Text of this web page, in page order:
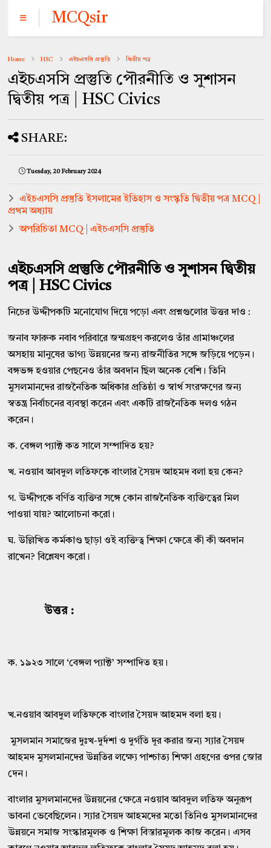
MCQsir
Home HSC এইচএসসি প্রস্তুতি দ্বিতীয় পত্র
এইচএসসি প্রস্তুতি পৌরনীতি ও সুশাসন
দ্বিতীয় পত্র | HSC Civics
SHARE:
Tuesday, 20 February 2024
এইচএসসি প্রস্তুতি ইসলামের ইতিহাস ও সংস্কৃতি দ্বিতীয় পত্র MCQ |
প্রথম অধ্যায়
অপরিচিতা MCQ | এইচএসসি প্রস্তুতি
এইচএসসি প্রস্তুতি পৌরনীতি ও সুশাসন দ্বিতীয়
পত্র | HSC Civics
নিচের উদ্দীপকটি মনোযোগ দিয়ে পড়ো এবং প্রশ্নগুলোর উত্তর দাও :
জনাব ফারুক নবাব পরিবারে জন্মগ্রহণ করলেও তাঁর গ্রামাঞ্চলের
অসহায় মানুষের ভাগ্য উন্নয়নের জন্য রাজনীতির সঙ্গে জড়িয়ে পড়েন।
বঙ্গভঙ্গ হওয়ার পেছনেও তাঁর অবদান ছিল অনেক বেশি। তিনি
মুসলমানদের রাজনৈতিক অধিকার প্রতিষ্ঠা ও স্বার্থ সংরক্ষণের জন্য
স্বতন্ত্র নির্বাচনের ব্যবস্থা করেন এবং একটি রাজনৈতিক দলও গঠন
করেন।
ক. বেঙ্গল প্যাক্ট কত সালে সম্পাদিত হয়?
খ. নওয়াব আবদুল লতিফকে বাংলার সৈয়দ আহমদ বলা হয় কেন?
গ. উদ্দীপকে বর্ণিত ব্যক্তির সঙ্গে কোন রাজনৈতিক ব্যক্তিত্বের মিল
পাওয়া যায়? আলোচনা করো।
ঘ. উল্লিখিত কর্মকাণ্ড ছাড়া ওই ব্যক্তিত্ব শিক্ষা ক্ষেত্রে কী কী অবদান
রাখেন? বিশ্লেষণ করো।
উত্তর :
ক. ১৯২৩ সালে ‘বেঙ্গল প্যাক্ট’ সম্পাদিত হয়।
খ.নওয়াব আবদুল লতিফকে বাংলার সৈয়দ আহমদ বলা হয়।
মুসলমান সমাজের দুঃখ-দুর্দশা ও দুর্গতি দূর করার জন্য স্যার সৈয়দ
আহমদ মুসলমানদের উন্নতির লক্ষ্যে পাশ্চাত্য শিক্ষা গ্রহণের ওপর জোর
দেন।
বাংলার মুসলমানদের উন্নয়নের ক্ষেত্রে নওয়াব আবদুল লতিফ অনুরূপ
ভাবনা ভেবেছিলেন। স্যার সৈয়দ আহমদের মতো তিনিও মুসলমানদের
উন্নয়নে সমাজ সংস্কারমূলক ও শিক্ষা বিস্তারমূলক কাজ করেন। এসব